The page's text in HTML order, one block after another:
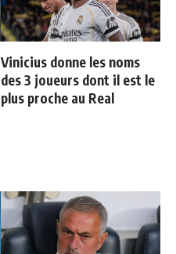
Vinicius donne les noms
des 3 joueurs dont il est le
plus proche au Real